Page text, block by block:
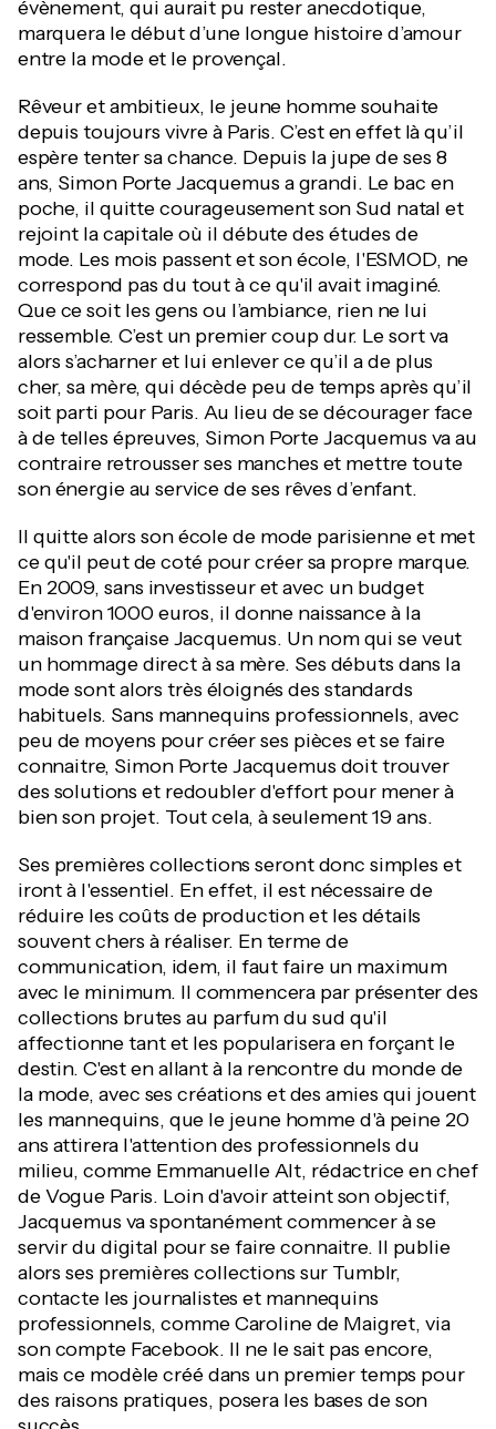
évènement, qui aurait pu rester anecdotique,
marquera le début d’une longue histoire d’amour
entre la mode et le provençal.
Rêveur et ambitieux, le jeune homme souhaite
depuis toujours vivre à Paris. C’est en effet là qu’il
espère tenter sa chance. Depuis la jupe de ses 8
ans, Simon Porte Jacquemus a grandi. Le bac en
poche, il quitte courageusement son Sud natal et
rejoint la capitale où il débute des études de
mode. Les mois passent et son école, l'ESMOD, ne
correspond pas du tout à ce qu'il avait imaginé.
Que ce soit les gens ou l’ambiance, rien ne lui
ressemble. C’est un premier coup dur. Le sort va
alors s’acharner et lui enlever ce qu’il a de plus
cher, sa mère, qui décède peu de temps après qu’il
soit parti pour Paris. Au lieu de se décourager face
à de telles épreuves, Simon Porte Jacquemus va au
contraire retrousser ses manches et mettre toute
son énergie au service de ses rêves d’enfant.
Il quitte alors son école de mode parisienne et met
ce qu'il peut de coté pour créer sa propre marque.
En 2009, sans investisseur et avec un budget
d'environ 1000 euros, il donne naissance à la
maison française Jacquemus. Un nom qui se veut
un hommage direct à sa mère. Ses débuts dans la
mode sont alors très éloignés des standards
habituels. Sans mannequins professionnels, avec
peu de moyens pour créer ses pièces et se faire
connaitre, Simon Porte Jacquemus doit trouver
des solutions et redoubler d'effort pour mener à
bien son projet. Tout cela, à seulement 19 ans.
Ses premières collections seront donc simples et
iront à l'essentiel. En effet, il est nécessaire de
réduire les coûts de production et les détails
souvent chers à réaliser. En terme de
communication, idem, il faut faire un maximum
avec le minimum. Il commencera par présenter des
collections brutes au parfum du sud qu'il
affectionne tant et les popularisera en forçant le
destin. C'est en allant à la rencontre du monde de
la mode, avec ses créations et des amies qui jouent
les mannequins, que le jeune homme d'à peine 20
ans attirera l'attention des professionnels du
milieu, comme Emmanuelle Alt, rédactrice en chef
de Vogue Paris. Loin d'avoir atteint son objectif,
Jacquemus va spontanément commencer à se
servir du digital pour se faire connaitre. Il publie
alors ses premières collections sur Tumblr,
contacte les journalistes et mannequins
professionnels, comme Caroline de Maigret, via
son compte Facebook. Il ne le sait pas encore,
mais ce modèle créé dans un premier temps pour
des raisons pratiques, posera les bases de son